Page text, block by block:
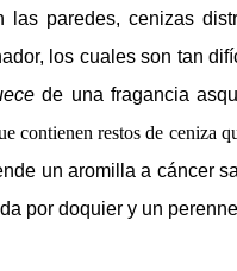
paredes, cenizas
los cuales son tan
de una fragancia
contienen restos de ceniza
un aromilla a cáncer
por doquier y un